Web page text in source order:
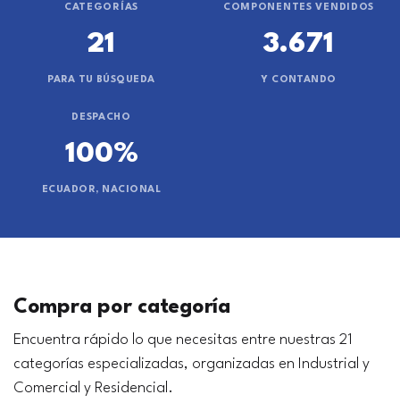
CATEGORÍAS
21
PARA TU BÚSQUEDA
COMPONENTES VENDIDOS
3.671
Y CONTANDO
DESPACHO
100%
ECUADOR, NACIONAL
Compra por categoría
Encuentra rápido lo que necesitas entre nuestras 21
categorías especializadas, organizadas en Industrial y
Comercial y Residencial.